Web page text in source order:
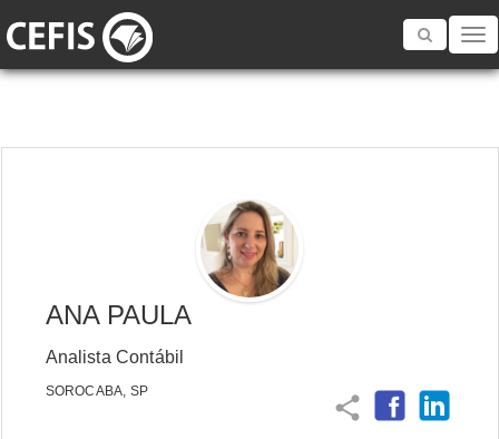
Toggle
ANA PAULA
Analista Contábil
SOROCABA, SP
share